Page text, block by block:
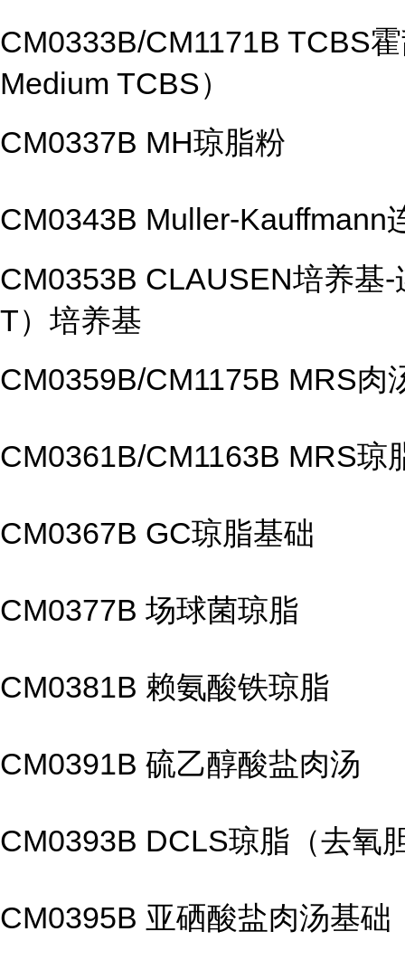
CM0333B/CM1171B TCBS
Medium TCBS）
CM0337B MH琼脂粉
CM0343B Muller-Kauffmann
CM0353B CLAUSEN培养基
T）培养基
CM0359B/CM1175B MRS肉
CM0361B/CM1163B MRS琼
CM0367B GC琼脂基础
CM0377B 场球菌琼脂
CM0381B 赖氨酸铁琼脂
CM0391B 硫乙醇酸盐肉汤
CM0393B DCLS琼脂（去氧
CM0395B 亚硒酸盐肉汤基础